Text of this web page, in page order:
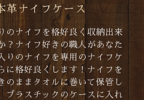
革ナイフケース
のナイフを格好良く収納出来
？ナイフ好きの職人があなた
りのナイフを専用のナイフケ
に格好良くします！ナイフを
のままタオルに巻いて保管し
プラスチックのケースに入れ